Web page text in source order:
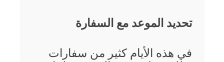
تحديد الموعد مع السفارة
في هذه الأيام كثير من سفارات